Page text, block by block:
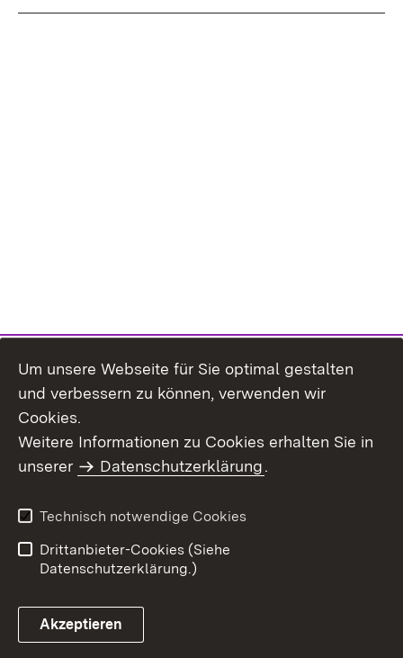
Benutzungshinweise
Erklärung zur
Um unsere Webseite für Sie optimal gestalten
und verbessern zu können, verwenden wir
Cookies.
Weitere Informationen zu Cookies erhalten Sie in
unserer
Datenschutzerklärung.
Technisch notwendige Cookies
Drittanbieter-Cookies (Siehe
Datenschutzerklärung.)
Akzeptieren